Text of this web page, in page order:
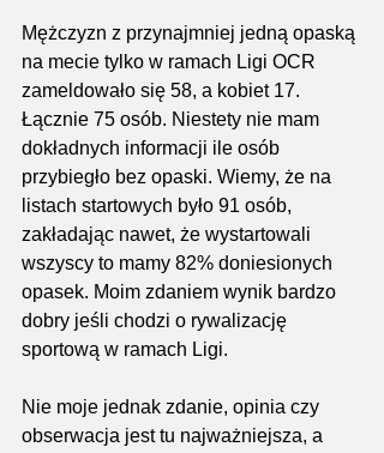
Mężczyzn z przynajmniej jedną opaską
na mecie tylko w ramach Ligi OCR
zameldowało się 58, a kobiet 17.
Łącznie 75 osób. Niestety nie mam
dokładnych informacji ile osób
przybiegło bez opaski. Wiemy, że na
listach startowych było 91 osób,
zakładając nawet, że wystartowali
wszyscy to mamy 82% doniesionych
opasek. Moim zdaniem wynik bardzo
dobry jeśli chodzi o rywalizację
sportową w ramach Ligi.
Nie moje jednak zdanie, opinia czy
obserwacja jest tu najważniejsza, a